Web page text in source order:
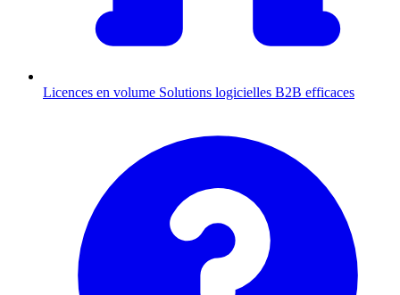
Licences en volume Solutions logicielles B2B efficaces